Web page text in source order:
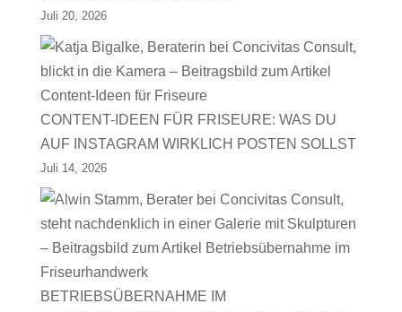
Juli 20, 2026
CONTENT-IDEEN FÜR FRISEURE: WAS DU
AUF INSTAGRAM WIRKLICH POSTEN SOLLST
Juli 14, 2026
BETRIEBSÜBERNAHME IM